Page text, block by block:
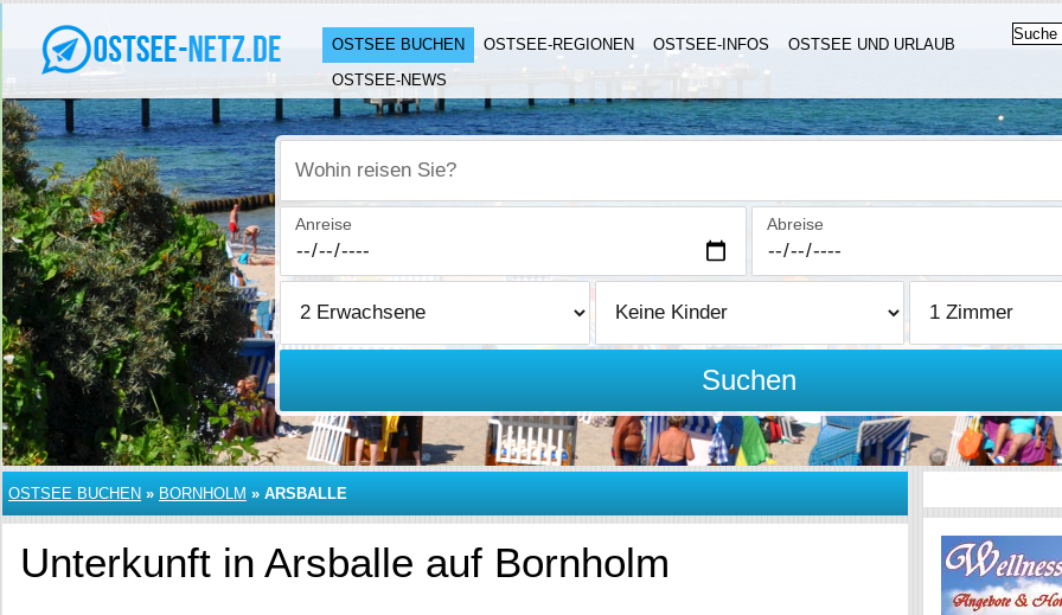
OSTSEE BUCHEN OSTSEE-REGIONEN OSTSEE-INFOS
OSTSEE UND URLAUB
OSTSEE-NEWS
Wohin reisen Sie?
Anreise Abreise
Suchen
OSTSEE BUCHEN » BORNHOLM » ARSBALLE
Unterkunft in Arsballe auf Bornholm